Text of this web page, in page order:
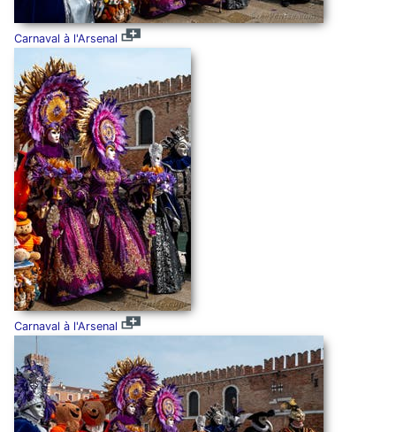
Carnaval à l'Arsenal
Carnaval à l'Arsenal